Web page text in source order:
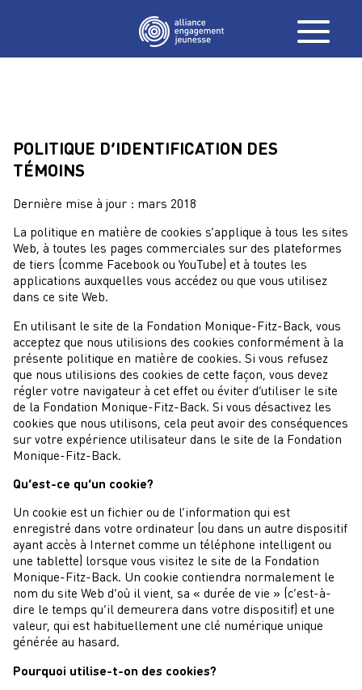
POLITIQUE D’IDENTIFICATION DES
TÉMOINS
Dernière mise à jour : mars 2018
La politique en matière de cookies s’applique à tous les sites
Web, à toutes les pages commerciales sur des plateformes
de tiers (comme Facebook ou YouTube) et à toutes les
applications auxquelles vous accédez ou que vous utilisez
dans ce site Web.
En utilisant le site de la Fondation Monique-Fitz-Back, vous
acceptez que nous utilisions des cookies conformément à la
présente politique en matière de cookies. Si vous refusez
que nous utilisions des cookies de cette façon, vous devez
régler votre navigateur à cet effet ou éviter d’utiliser le site
de la Fondation Monique-Fitz-Back. Si vous désactivez les
cookies que nous utilisons, cela peut avoir des conséquences
sur votre expérience utilisateur dans le site de la Fondation
Monique-Fitz-Back.
Qu’est-ce qu’un cookie?
Un cookie est un fichier ou de l’information qui est
enregistré dans votre ordinateur (ou dans un autre dispositif
ayant accès à Internet comme un téléphone intelligent ou
une tablette) lorsque vous visitez le site de la Fondation
Monique-Fitz-Back. Un cookie contiendra normalement le
nom du site Web d’où il vient, sa « durée de vie » (c’est-à-
dire le temps qu’il demeurera dans votre dispositif) et une
valeur, qui est habituellement une clé numérique unique
générée au hasard.
Pourquoi utilise-t-on des cookies?